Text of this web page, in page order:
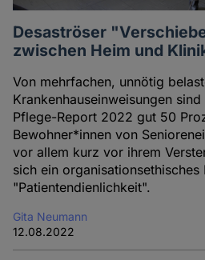
Desaströser
zwischen Heim und
Von mehrfachen, unnötig
Krankenhauseinweisungen
Pflege-Report 2022 gut 50
Bewohner*innen von
vor allem kurz vor ihrem
sich ein
"Patientendienlichkeit".
Gita Neumann
12.08.2022